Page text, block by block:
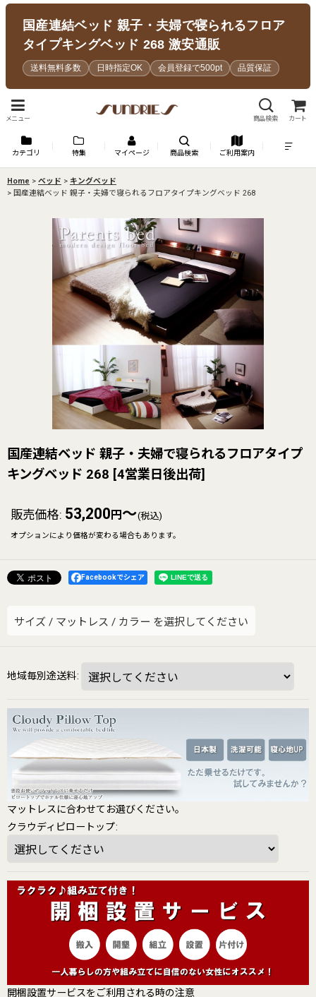
国産連結ベッド 親子・夫婦で寝られるフロア
タイプキングベッド 268 激安通販
送料無料多数 日時指定OK 会員登録で500pt 品質保証
メニュー 商品検索 カート
カテゴリ 特集 マイページ 商品検索 ご利用案内
Home > ベッド > キングベッド
> 国産連結ベッド 親子・夫婦で寝られるフロアタイプキングベッド 268
国産連結ベッド 親子・夫婦で寝られるフロアタイプ
キングベッド 268 [4営業日後出荷]
販売価格: 53,200 円 ～(税込)
オプションにより価格が変わる場合もあります。
Facebookでシェア
サイズ / マットレス / カラー を選択してください
地域毎別途送料:
マットレスに合わせてお選びください。
クラウディピロートップ:
開梱設置サービスをご利用される時の注意